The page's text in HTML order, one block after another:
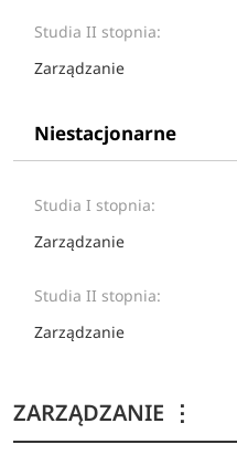
ZARZĄDZANIE ⋮
Studia II stopnia:
Zarządzanie
Niestacjonarne
Studia I stopnia:
Zarządzanie
Studia II stopnia:
Zarządzanie